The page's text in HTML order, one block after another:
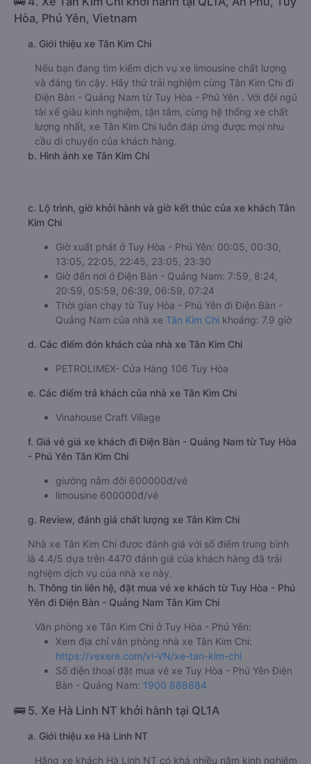
Hòa, Phú Yên, Vietnam
a. Giới thiệu xe Tân Kim Chi
Nếu bạn đang tìm kiếm dịch vụ xe limousine chất lượng
và đáng tin cậy. Hãy thử trải nghiệm cùng Tân Kim Chi đi
Điện Bàn - Quảng Nam từ Tuy Hòa - Phú Yên . Với đội ngũ
tài xế giàu kinh nghiệm, tận tâm, cùng hệ thống xe chất
lượng nhất, xe Tân Kim Chi luôn đáp ứng được mọi nhu
cầu di chuyển của khách hàng.
b. Hình ảnh xe Tân Kim Chi
c. Lộ trình, giờ khởi hành và giờ kết thúc của xe khách Tân
Kim Chi
Giờ xuất phát ở Tuy Hòa - Phú Yên: 00:05, 00:30,
13:05, 22:05, 22:45, 23:05, 23:30
Giờ đến nơi ở Điện Bàn - Quảng Nam: 7:59, 8:24,
20:59, 05:59, 06:39, 06:59, 07:24
Thời gian chạy từ Tuy Hòa - Phú Yên đi Điện Bàn -
Quảng Nam của nhà xe Tân Kim Chi khoảng: 7.9 giờ
d. Các điểm đón khách của nhà xe Tân Kim Chi
PETROLIMEX- Cửa Hàng 106 Tuy Hòa
e. Các điểm trả khách của nhà xe Tân Kim Chi
Vinahouse Craft Village
f. Giá vé giá xe khách đi Điện Bàn - Quảng Nam từ Tuy Hòa
- Phú Yên Tân Kim Chi
giường nằm đôi 600000đ/vé
limousine 600000đ/vé
g. Review, đánh giá chất lượng xe Tân Kim Chi
Nhà xe Tân Kim Chi được đánh giá với số điểm trung bình
là 4.4/5 dựa trên 4470 đánh giá của khách hàng đã trải
nghiệm dịch vụ của nhà xe này.
h. Thông tin liên hệ, đặt mua vé xe khách từ Tuy Hòa - Phú
Yên đi Điện Bàn - Quảng Nam Tân Kim Chi
Văn phòng xe Tân Kim Chi ở Tuy Hòa - Phú Yên:
Xem địa chỉ văn phòng nhà xe Tân Kim Chi:
https://vexere.com/vi-VN/xe-tan-kim-chi
Số điện thoại đặt mua vé xe Tuy Hòa - Phú Yên Điện
Bàn - Quảng Nam: 1900 888684
🚌 5. Xe Hà Linh NT khởi hành tại QL1A
a. Giới thiệu xe Hà Linh NT
Hãng xe khách Hà Linh NT có khá nhiều năm kinh nghiệm